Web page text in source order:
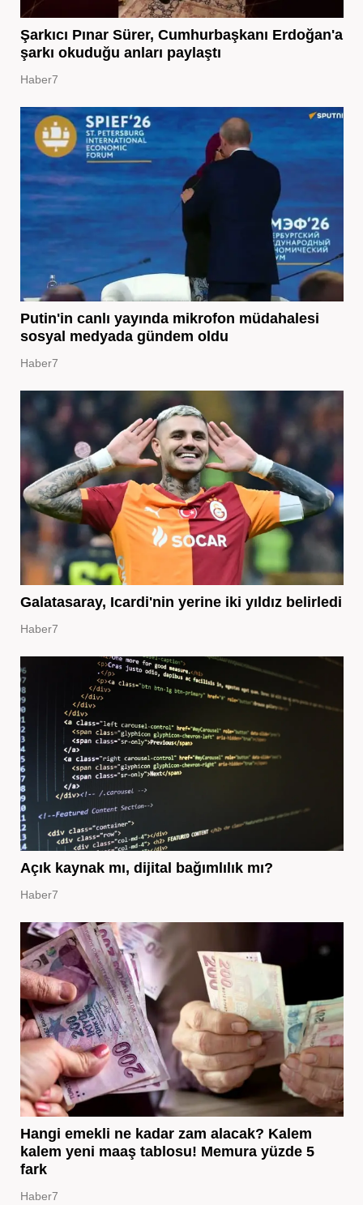
Şarkıcı Pınar Sürer, Cumhurbaşkanı Erdoğan'a
şarkı okuduğu anları paylaştı
Haber7
Putin'in canlı yayında mikrofon müdahalesi
sosyal medyada gündem oldu
Haber7
Galatasaray, Icardi'nin yerine iki yıldız belirledi
Haber7
Açık kaynak mı, dijital bağımlılık mı?
Haber7
Hangi emekli ne kadar zam alacak? Kalem
kalem yeni maaş tablosu! Memura yüzde 5
fark
Haber7